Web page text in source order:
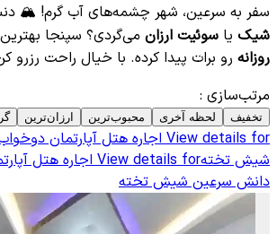
سفر به سرعین، شهر چشمه‌های آب گرم! 🏔️
شیک یا سوئیت ارزان می‌گردی؟ سپنجا
روزانه رو برات پیدا کرده. با خیال راحت رزرو
مرتب‌سازی :
تخفیف لحظه آخری محبوب‌ترین ارزان‌ترین
View details for اجاره هتل آپارتمان
شیش تختهView details for اجاره هتل
دانش سرعین شیش تخته